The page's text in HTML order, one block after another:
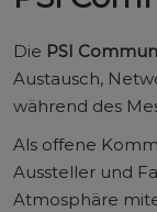
Die PSI
Austausch,
während des
Als offene
Aussteller und
Atmosphäre